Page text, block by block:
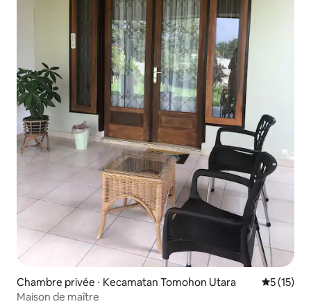
Chambre privée ⋅ Kecamatan Tomohon Utara
5 (15)
Maison de maître